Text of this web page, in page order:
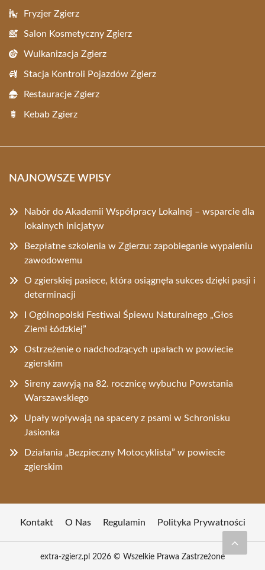
Fryzjer Zgierz
Salon Kosmetyczny Zgierz
Wulkanizacja Zgierz
Stacja Kontroli Pojazdów Zgierz
Restauracje Zgierz
Kebab Zgierz
NAJNOWSZE WPISY
Nabór do Akademii Współpracy Lokalnej – wsparcie dla
lokalnych inicjatyw
Bezpłatne szkolenia w Zgierzu: zapobieganie wypaleniu
zawodowemu
O zgierskiej pasiece, która osiągnęła sukces dzięki pasji i
determinacji
I Ogólnopolski Festiwal Śpiewu Naturalnego „Głos
Ziemi Łódzkiej”
Ostrzeżenie o nadchodzących upałach w powiecie
zgierskim
Sireny zawyją na 82. rocznicę wybuchu Powstania
Warszawskiego
Upały wpływają na spacery z psami w Schronisku
Jasionka
Działania „Bezpieczny Motocyklista” w powiecie
zgierskim
Kontakt O Nas Regulamin Polityka Prywatności
extra-zgierz.pl 2026 © Wszelkie Prawa Zastrzeżone